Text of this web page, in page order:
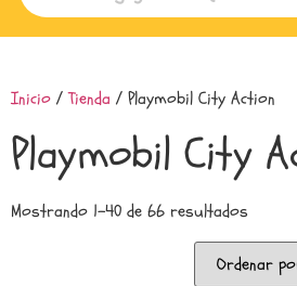
Inicio /Tienda / Playmobil City Action
Playmobil City
Mostrando 1–40 de 66 resultados